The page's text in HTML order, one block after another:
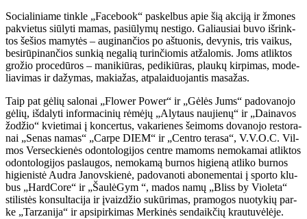
So­cia­li­nia­me tin­kle „Fa­ce­bo­ok“ pa­skel­bus apie šią ak­ci­ją ir žmo­nes
pa­kvie­tus siū­ly­ti ma­mas, pa­siū­ly­mų ne­sti­go. Ga­liau­siai bu­vo iš­rink­
tos še­šios ma­my­tės – au­gi­nan­čios po aš­tuo­nis, de­vy­nis, tris vai­kus,
be­si­rū­pi­nan­čios sun­kią ne­ga­lią tu­rin­čio­mis at­ža­lo­mis. Joms at­lik­tos
gro­žio pro­ce­dū­ros – ma­ni­kiū­ras, pe­di­kiū­ras, plau­kų kir­pi­mas, mo­de­
lia­vi­mas ir da­žy­mas, ma­kia­žas, at­pa­lai­duo­jan­tis ma­sa­žas.
Taip pat gė­lių sa­lo­nai „Flo­wer Po­wer“ ir „Gė­lės Jums“ pa­do­va­no­jo
gė­lių, iš­da­ly­ti in­for­ma­ci­nių rė­mė­jų „Aly­taus nau­jie­nų“ ir „Dai­na­vos
žo­džio“ kvie­ti­mai į kon­cer­tus, va­ka­rie­nes šei­moms do­va­no­jo res­to­ra­
nai „Se­nas na­mas“ „Car­pe DIEM“ ir „Cen­tro te­ra­sa“, V.V.O.C. Vil­
mos Ver­sec­kie­nės odon­to­lo­gi­jos cen­tre ma­moms ne­mo­ka­mai at­lik­tos
odon­to­lo­gi­jos pa­slau­gos, ne­mo­ka­mą bur­nos hi­gie­ną at­li­ko bur­nos
hi­gie­nis­tė Aud­ra Ja­nov­skie­nė, pa­do­va­no­ti abo­ne­men­tai į spor­to klu­
bus „Hard­Co­re“ ir „Šau­lė­Gym “, ma­dos na­mų „Bliss by Vio­le­ta“
sti­lis­tės kon­sul­ta­ci­ja ir įvaiz­džio su­kū­ri­mas, pra­mo­gos nuo­ty­kių par­
ke „Tar­za­ni­ja“ ir ap­si­pir­ki­mas Mer­ki­nės sen­daik­čių krau­tu­vė­lė­je.